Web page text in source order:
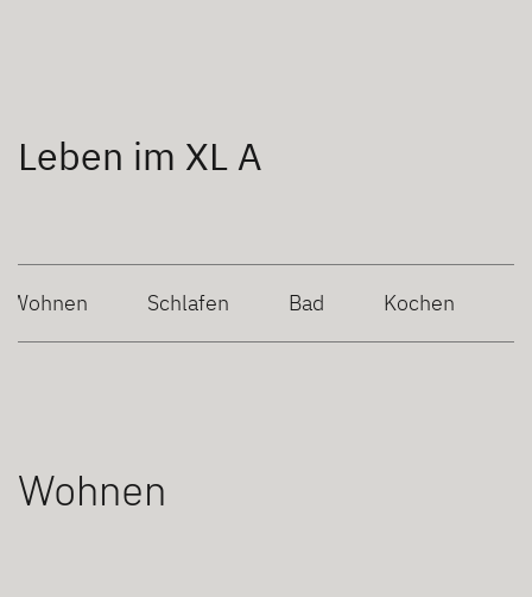
Leben im XL A
Wohnen Schlafen Bad Kochen
Wohnen